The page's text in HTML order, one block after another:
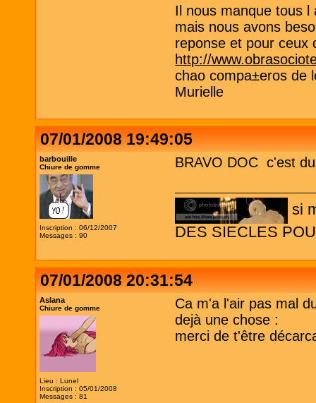
Il nous manque tous
mais nous avons
reponse et pour ceux
http://
chao compa±eros de
Murielle
07/01/2008 19:49:05
barbouille
Chiure de gomme
Inscription : 06/12/2007
Messages : 90
BRAVO DOC c'est
si
DES SIECLES
07/01/2008 20:31:54
Aslana
Chiure de gomme
Lieu : Lunel
Inscription : 05/01/2008
Messages : 81
Ca m'a l'air pas mal
dejà une chose :
merci de t'être